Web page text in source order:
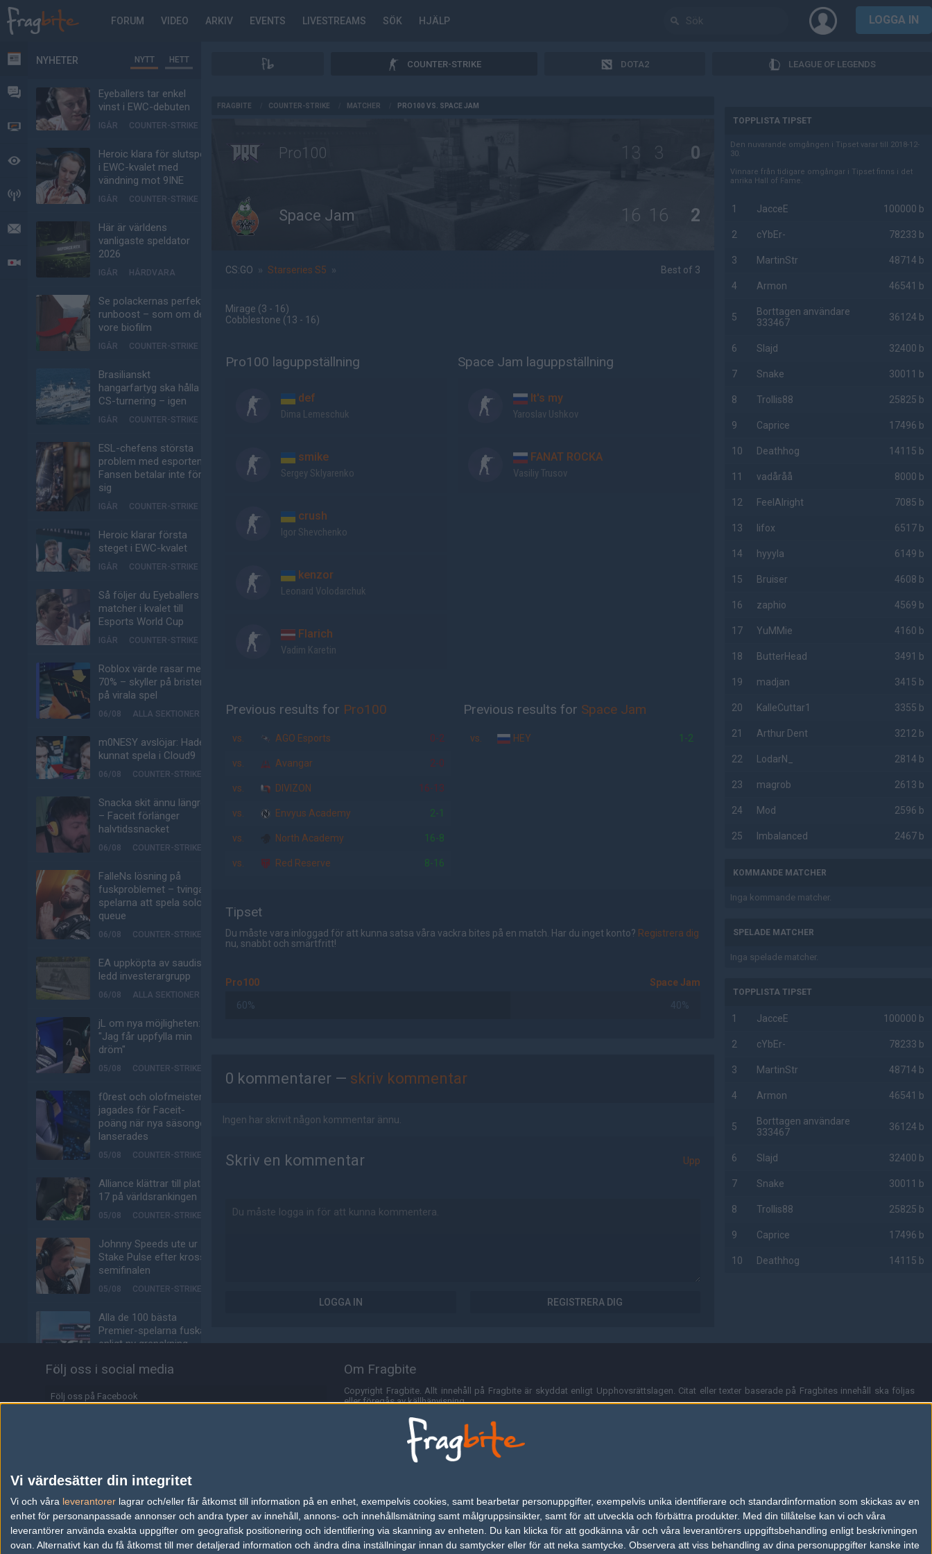
Vi värdesätter din integritet
Vi och våra leverantorer lagrar och/eller får åtkomst till information på en enhet, exempelvis cookies, samt bearbetar personuppgifter, exempelvis unika identifierare och standardinformation som skickas av en
enhet för personanpassade annonser och andra typer av innehåll, annons- och innehållsmätning samt målgruppsinsikter, samt för att utveckla och förbättra produkter. Med din tillåtelse kan vi och våra
leverantörer använda exakta uppgifter om geografisk positionering och identifiering via skanning av enheten. Du kan klicka för att godkänna vår och våra leverantörers uppgiftsbehandling enligt beskrivningen
ovan. Alternativt kan du få åtkomst till mer detaljerad information och ändra dina inställningar innan du samtycker eller för att neka samtycke. Observera att viss behandling av dina personuppgifter kanske inte
FORUM VIDEO ARKIV EVENTS LIVESTREAMS SÖK HJÄLP LOGGA IN
NYHETER
FORUM
VIDEO
BEVAKAT
HÄNDELSER
LIVESÄNDNINGAR
NYHETER NYTT HETT
Eyeballers tar enkel
vinst i EWC-debuten
IGÅR COUNTER-STRIKE
Heroic klara för slutspel
i EWC-kvalet med
vändning mot 9INE
IGÅR COUNTER-STRIKE
Här är världens
vanligaste speldator
2026
IGÅR HÅRDVARA
Se polackernas perfekta
runboost – som om det
vore biofilm
IGÅR COUNTER-STRIKE
Brasilianskt
hangarfartyg ska hålla
CS-turnering – igen
IGÅR COUNTER-STRIKE
ESL-chefens största
problem med esporten:
Fansen betalar inte för
sig
IGÅR COUNTER-STRIKE
Heroic klarar första
steget i EWC-kvalet
IGÅR COUNTER-STRIKE
Så följer du Eyeballers
matcher i kvalet till
Esports World Cup
IGÅR COUNTER-STRIKE
Roblox värde rasar med
70% – skyller på bristen
på virala spel
06/08 ALLA SEKTIONER
m0NESY avslöjar: Hade
kunnat spela i Cloud9
06/08 COUNTER-STRIKE
Snacka skit ännu längre
– Faceit förlänger
halvtidssnacket
06/08 COUNTER-STRIKE
FalleNs lösning på
fuskproblemet – tvinga
spelarna att spela solo-
queue
06/08 COUNTER-STRIKE
EA uppköpta av saudisk-
ledd investerargrupp
06/08 ALLA SEKTIONER
jL om nya möjligheten:
"Jag får uppfylla min
dröm"
05/08 COUNTER-STRIKE
f0rest och olofmeister
jagades för Faceit-
poäng när nya säsongen
lanserades
05/08 COUNTER-STRIKE
Alliance klättrar till plats
17 på världsrankingen
05/08 COUNTER-STRIKE
Johnny Speeds ute ur
Stake Pulse efter kross i
semifinalen
05/08 COUNTER-STRIKE
Alla de 100 bästa
Premier-spelarna fuskar
enligt ny granskning
COUNTER-STRIKE
Valves nya VR-
headset ser ut att bli
skämtspel för 1 900 kr –
tjänade miljoner
Media: jL klar för Vitality
– hoppar in för nyblivna
COUNTER-STRIKE DOTA2 LEAGUE OF LEGENDS
FRAGBITE COUNTER-STRIKE MATCHER PRO100 VS. SPACE JAM
Pro100 13 3 0
Space Jam 16 16 2
CS:GO » Starseries S5 » Best of 3
Mirage (3 - 16)
Cobblestone (13 - 16)
Pro100 laguppställning
def
Dima Lemeschuk
smike
Sergey Sklyarenko
crush
Igor Shevchenko
kenzor
Leonard Volodarchuk
Flarich
Vadim Karetin
Space Jam laguppställning
It's my
Yaroslav Ushkov
FANAT ROCKA
Vasiliy Trusov
Previous results for Pro100
vs. AGO Esports 0-2
vs. Avangar 2-0
vs. DIVIZON 16-13
vs. Envyus Academy 2-1
vs. North Academy 16-8
vs. Red Reserve 8-16
Previous results for Space Jam
vs. HEY 1-2
Tipset
Du måste vara inloggad för att kunna satsa våra vackra bites på en match. Har du inget konto? Registrera dig
nu, snabbt och smärtfritt!
Pro100 Space Jam
60% 40%
0 kommentarer — skriv kommentar
Ingen har skrivit någon kommentar ännu.
Skriv en kommentar Upp
LOGGA IN REGISTRERA DIG
TOPPLISTA TIPSET
Den nuvarande omgången i Tipset varar till 2018-12-
30.
Vinnare från tidigare omgångar i Tipset finns i det
anrika Hall of Fame.
1 JacceE 100000 b
2 cYbEr- 78233 b
3 MartinStr 48714 b
4 Armon 46541 b
5
Borttagen användare
333467
36124 b
6 Slajd 32400 b
7 Snake 30011 b
8 Trollis88 25825 b
9 Caprice 17496 b
10 Deathhog 14115 b
11 vadåråå 8000 b
12 FeelAlright 7085 b
13 lifox 6517 b
14 hyyyla 6149 b
15 Bruiser 4608 b
16 zaphio 4569 b
17 YuMMie 4160 b
18 ButterHead 3491 b
19 madjan 3415 b
20 KalleCuttar1 3355 b
21 Arthur Dent 3212 b
22 LodarN_ 2814 b
23 magrob 2613 b
24 Mod 2596 b
25 Imbalanced 2467 b
KOMMANDE MATCHER
Inga kommande matcher.
SPELADE MATCHER
Inga spelade matcher.
TOPPLISTA TIPSET
1 JacceE 100000 b
2 cYbEr- 78233 b
3 MartinStr 48714 b
4 Armon 46541 b
5
Borttagen användare
333467
36124 b
6 Slajd 32400 b
7 Snake 30011 b
8 Trollis88 25825 b
9 Caprice 17496 b
10 Deathhog 14115 b
Följ oss i social media
Följ oss på Facebook
Information
Annonsering
Copyright och Privacy Policy
Om Fragbite
Copyright Fragbite. Allt innehåll på Fragbite är skyddat enligt Upphovsrättslagen. Citat eller texter baserade på Fragbites innehåll ska följas
eller föregås av källhänvisning.
Alla åsikter uttryckta på Fragbite representerar varje enskild skribent och överensstämmer inte nödvändigtvis med Fragbites åsikter.
Programmering och design av Fredric Bohlin. För frågor rörande sajten kan du skicka iväg ett email till
Fragbite använder cookies för att spara användarspecifik information så som t.ex. användarnamn. Cookies sparas även när man deltar i
omröstningar och för att föra statistik. För att slippa cookies kan du stänga av cookies i din webbläsares inställningar eller välja att inte
besöka Fragbite. Den här textraden finns här på grund av lagen om elektronisk kommunikation som trädde i kraft 25 juli 2003.